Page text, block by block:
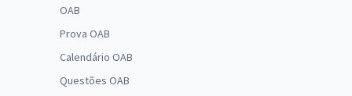
OAB
Prova OAB
Calendário OAB
Questões OAB